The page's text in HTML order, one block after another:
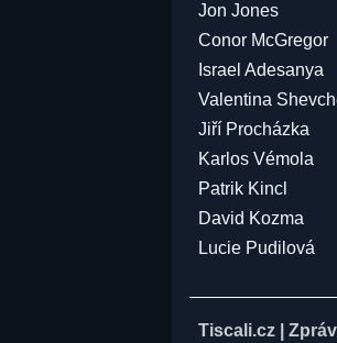
Jon Jones
Conor McGregor
Israel Adesanya
Valentina
Jiří Procházka
Karlos Vémola
Patrik Kincl
David Kozma
Lucie Pudilová
Tiscali.cz